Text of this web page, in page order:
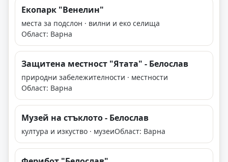
Екопарк "Венелин"
места за подслон · вилни и еко селища
Област: Варна
Защитена местност "Ятата" - Белослав
природни забележителности · местности
Област: Варна
Музей на стъклото - Белослав
култура и изкуство · музеиОбласт: Варна